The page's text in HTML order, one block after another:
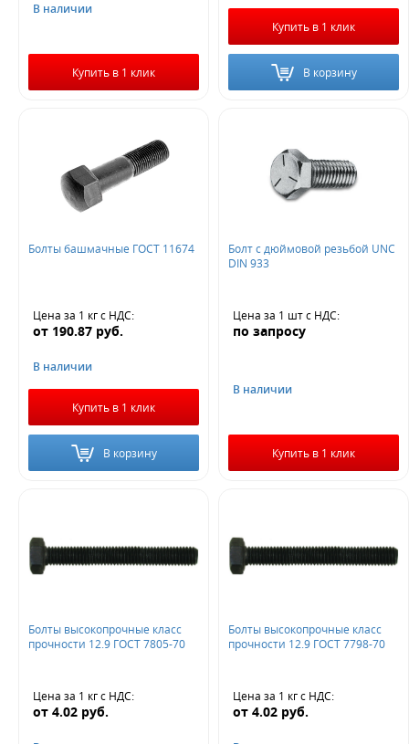
В наличии
Купить в 1 клик
Купить в 1 клик
В корзину
Болты башмачные ГОСТ 11674
Цена за 1 кгс НДС:
от 190.87 руб.
В наличии
Купить в 1 клик
В корзину
Болт с дюймовой резьбой UNC
DIN 933
Цена за 1 штс НДС:
по запросу
В наличии
Купить в 1 клик
Болты высокопрочные класс
прочности 12.9 ГОСТ 7805-70
Цена за 1 кгс НДС:
от 4.02 руб.
Болты высокопрочные класс
прочности 12.9 ГОСТ 7798-70
Цена за 1 кгс НДС:
от 4.02 руб.